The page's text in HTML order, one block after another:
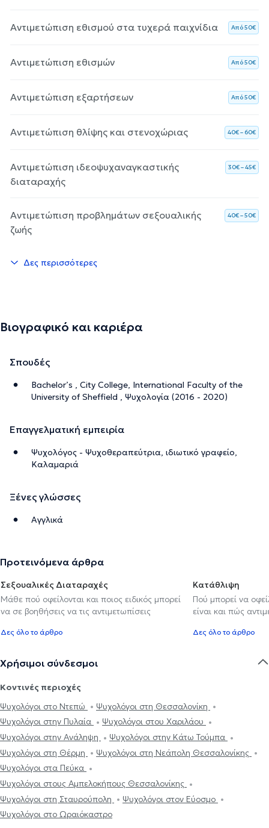
Αντιμετώπιση εθισμού στα τυχερά παιχνίδια Aπό 50€
Αντιμετώπιση εθισμών Aπό 50€
Αντιμετώπιση εξαρτήσεων Aπό 50€
Αντιμετώπιση θλίψης και στενοχώριας 40€ – 60€
Αντιμετώπιση ιδεοψυχαναγκαστικής
διαταραχής
30€ – 45€
Αντιμετώπιση προβλημάτων σεξουαλικής
ζωής
40€ – 50€
Δες περισσότερες
Βιογραφικό και καριέρα
Σπουδές
Bachelor’s , City College, International Faculty of the
University of Sheffield , Ψυχολογία (2016 - 2020)
Επαγγελματική εμπειρία
Ψυχολόγος - Ψυχοθεραπεύτρια, ιδιωτικό γραφείο,
Καλαμαριά
Ξένες γλώσσες
Αγγλικά
Προτεινόμενα άρθρα
Σεξουαλικές Διαταραχές
Μάθε πού οφείλονται και ποιος ειδικός μπορεί
να σε βοηθήσεις να τις αντιμετωπίσεις
Δες όλο το άρθρο
Κατάθλιψη
Πού μπορεί να
είναι και πώς
Δες όλο το άρθρο
Χρήσιμοι σύνδεσμοι
Κοντινές περιοχές
Ψυχολόγοι στο Ντεπώ
Ψυχολόγοι στη Θεσσαλονίκη
Ψυχολόγοι στην Πυλαία
Ψυχολόγοι στου Χαριλάου
Ψυχολόγοι στην Ανάληψη
Ψυχολόγοι στην Κάτω Τούμπα
Ψυχολόγοι στη Θέρμη
Ψυχολόγοι στη Νεάπολη Θεσσαλονίκης
Ψυχολόγοι στα Πεύκα
Ψυχολόγοι στους Αμπελοκήπους Θεσσαλονίκης
Ψυχολόγοι στη Σταυρούπολη
Ψυχολόγοι στον Εύοσμο
Ψυχολόγοι στο Ωραιόκαστρο